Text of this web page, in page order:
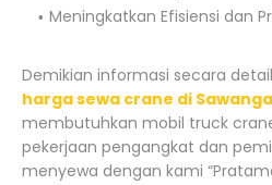
Meningkatkan Efisiensi dan
Demikian informasi secara
harga sewa crane di
membutuhkan mobil truck
pekerjaan pengangkat dan
menyewa dengan kami